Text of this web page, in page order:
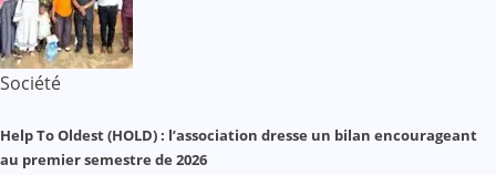
Société
Help To Oldest (HOLD) : l’association dresse un bilan encourageant
au premier semestre de 2026